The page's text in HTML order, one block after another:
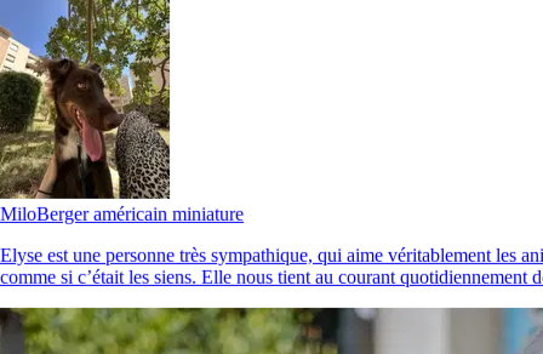
3.Cassandra Masdupuy
5,0· 6 avis
À 10,2 km
25 €de
MiloBerger américain miniature
Elyse est une personne très sympathique, qui aime véritablement les
comme si c’était les siens. Elle nous tient au courant quotidiennement